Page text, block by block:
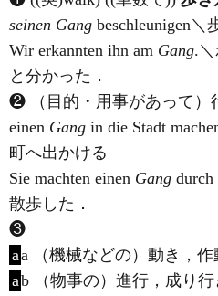
seinen Gang beschleunigen＼
Wir erkannten ihn am Gang.
と分かった．
❷ （目的・用事があって）
einen Gang in die Stadt
町へ出かける
Sie machten einen Gang
散歩した．
❸
aa （機械などの）動き，作
ab （物事の）進行，成り行